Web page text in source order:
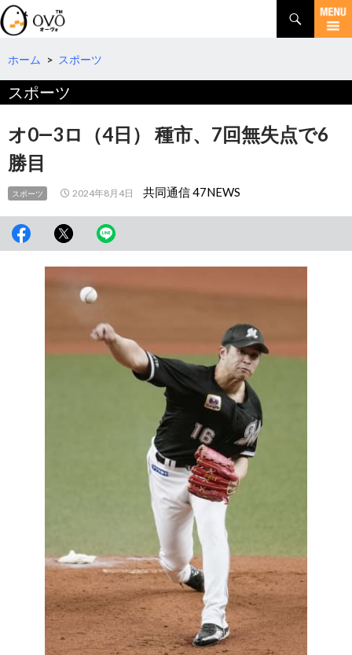
検
索
コ
テ
へ
動
ホーム > スポーツ
スポーツ
オ0―3ロ（4日） 種市、7回無失点で6
勝目
スポーツ 2024年8月4日 共同通信 47NEWS